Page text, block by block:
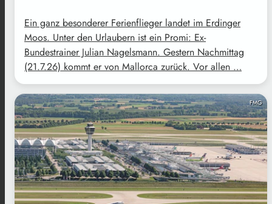
Ein ganz besonderer Ferienflieger landet im Erdinger
Moos. Unter den Urlaubern ist ein Promi: Ex-
Bundestrainer Julian Nagelsmann. Gestern Nachmittag
(21.7.26) kommt er von Mallorca zurück. Vor allen …
FMG